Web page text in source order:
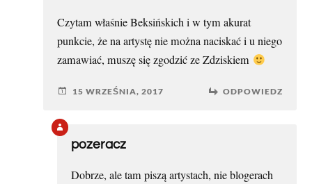
Czytam właśnie Beksińskich i w tym akurat
punkcie, że na artystę nie można naciskać i u niego
zamawiać, muszę się zgodzić ze Zdziskiem
15 WRZEŚNIA, 2017 ODPOWIEDZ
pozeracz
Dobrze, ale tam piszą artystach, nie blogerach